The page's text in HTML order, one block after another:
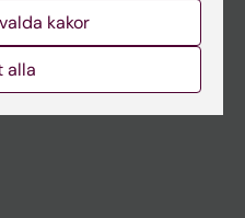
kakor
alla